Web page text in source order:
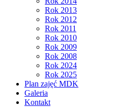
Rok 2013
Rok 2012
Rok 2011
Rok 2010
Rok 2009
Rok 2008
Rok 2024
Rok 2025
Plan zajęć MDK
Galeria
Kontakt